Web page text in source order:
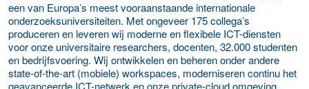
een van Europa’s meest vooraanstaande internationale
onderzoeksuniversiteiten. Met ongeveer 175 collega’s
produceren en leveren wij moderne en flexibele ICT-diensten
voor onze universitaire researchers, docenten, 32.000 studenten
en bedrijfsvoering. Wij ontwikkelen en beheren onder andere
state-of-the-art (mobiele) workspaces, moderniseren continu het
geavanceerde ICT-netwerk en onze private-cloud omgeving.